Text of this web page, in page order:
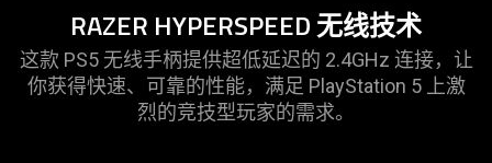
RAZER HYPERSPEED 无线技术
这款 PS5 无线手柄提供超低延迟的 2.4GHz 连接，让
你获得快速、可靠的性能，满足 PlayStation 5 上激
烈的竞技型玩家的需求。